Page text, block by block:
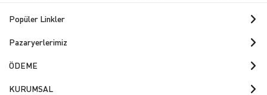
Popüler Linkler
Pazaryerlerimiz
ÖDEME
KURUMSAL